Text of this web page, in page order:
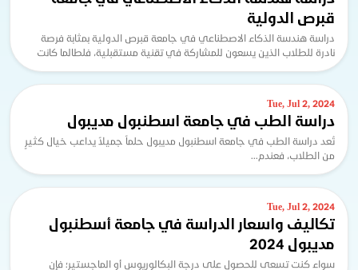
قبرص الدولية
دراسة هندسة الذكاء الاصطناعي في جامعة قبرص الدولية بمثابة فرصة
نادرة للطلاب الذين يسعون للمشاركة في تقنية مستقبلية، فلطالما كانت
هندسة الذكاء الاصطناعي (AI) تقدمًا...
Tue, Jul 2, 2024
دراسة الطب في جامعة اسطنبول مديبول
تُعد دراسة الطب في جامعة اسطنبول مديبول حلماً جميلاً يداعب خيال كثيرٍ
من الطلاب، فعندم...
Tue, Jul 2, 2024
تكاليف واسعار الدراسة في جامعة أسطنبول
مديبول 2024
سواء كنت تسعى للحصول على درجة البكالوريوس أو الماجستير؛ فإن